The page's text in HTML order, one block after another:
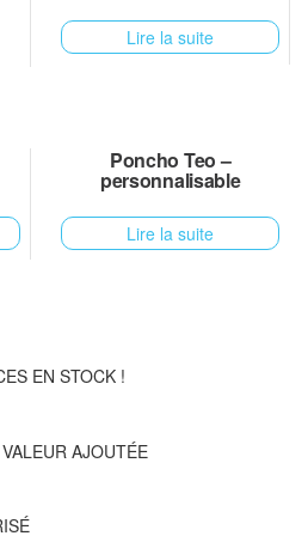
Lire la suite
Poncho Teo –
personnalisable
Lire la suite